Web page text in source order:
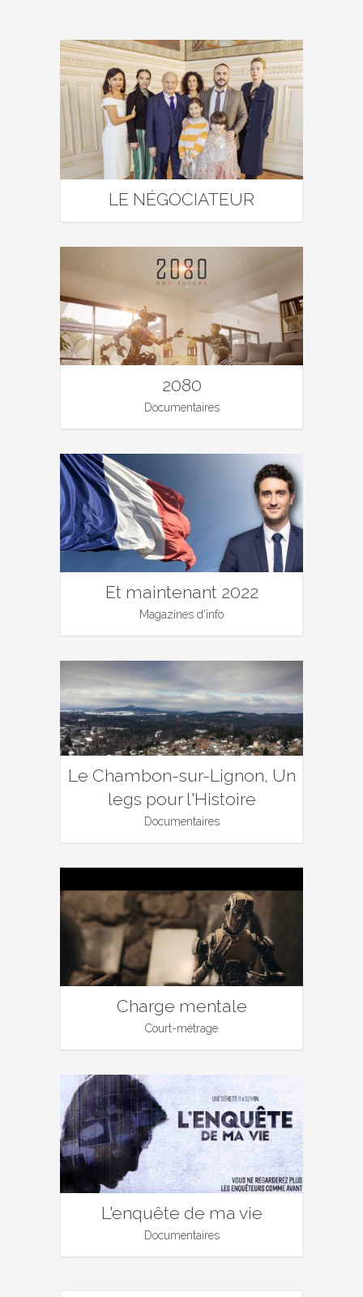
LE NÉGOCIATEUR
2080
Documentaires
Et maintenant 2022
Magazines d'info
Le Chambon-sur-Lignon, Un
legs pour l'Histoire
Documentaires
Charge mentale
Court-métrage
L'enquête de ma vie
Documentaires